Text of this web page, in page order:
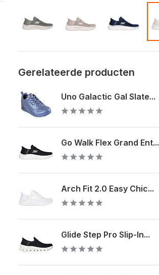
Gerelateerde producten
Uno Galactic Gal Slate...
Go Walk Flex Grand Ent...
Arch Fit 2.0 Easy Chic...
Glide Step Pro Slip-In...